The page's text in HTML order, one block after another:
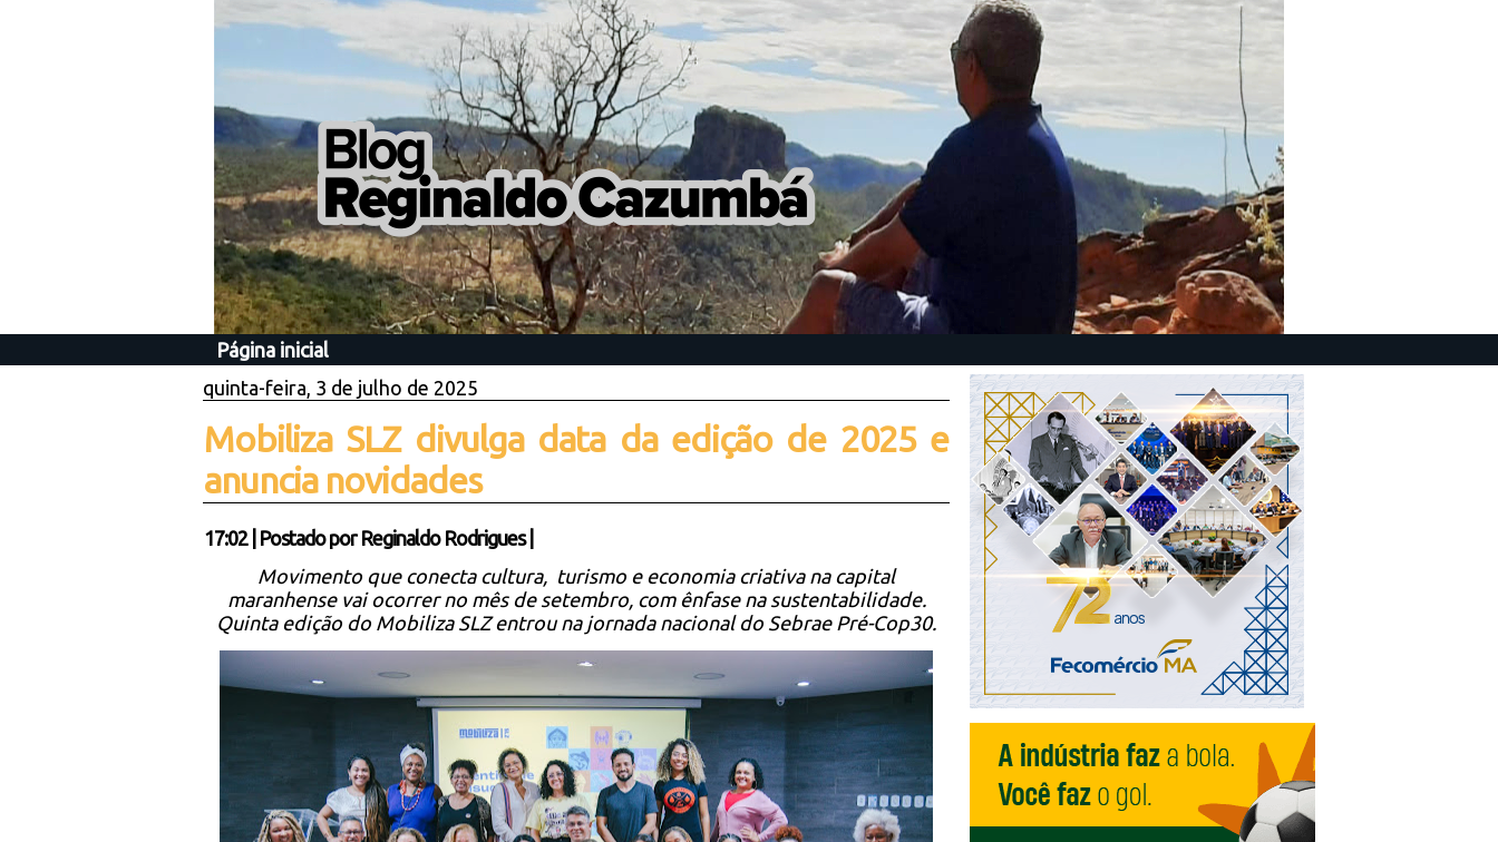
Página inicial
quinta-feira, 3 de julho de 2025
Mobiliza SLZ divulga data da edição de 2025 e
anuncia novidades
17:02| Postado por Reginaldo Rodrigues
Movimento que conecta cultura, turismo e economia criativa na capital
maranhense vai ocorrer no mês de setembro, com ênfase na sustentabilidade.
Quinta edição do Mobiliza SLZ entrou na jornada nacional do Sebrae Pré-Cop30.